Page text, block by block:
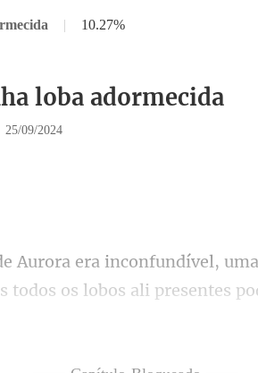
| 10.27%
loba adormecida
25/09/2024
todos os lobos ali presentes